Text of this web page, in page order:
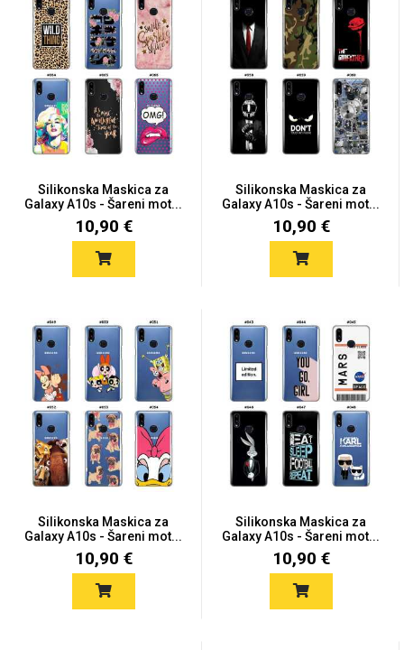
Silikonska Maskica za
Galaxy A10s - Šareni mot...
10,90 €
Silikonska Maskica za
Galaxy A10s - Šareni mot...
10,90 €
Silikonska Maskica za
Galaxy A10s - Šareni mot...
10,90 €
Silikonska Maskica za
Galaxy A10s - Šareni mot...
10,90 €